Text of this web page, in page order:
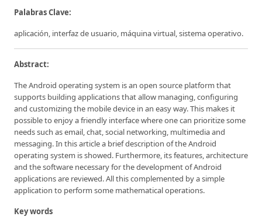
Palabras Clave:
aplicación, interfaz de usuario, máquina virtual, sistema operativo.
Abstract:
The Android operating system is an open source platform that
supports building applications that allow managing, configuring
and customizing the mobile device in an easy way. This makes it
possible to enjoy a friendly interface where one can prioritize some
needs such as email, chat, social networking, multimedia and
messaging. In this article a brief description of the Android
operating system is showed. Furthermore, its features, architecture
and the software necessary for the development of Android
applications are reviewed. All this complemented by a simple
application to perform some mathematical operations.
Key words